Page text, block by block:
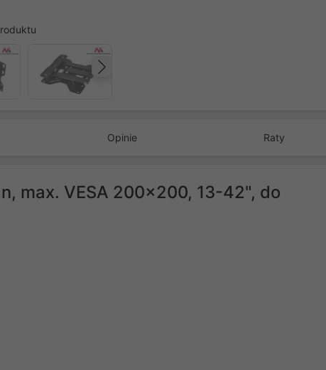
Opinie Raty
max. VESA 200x200, 13-42", do